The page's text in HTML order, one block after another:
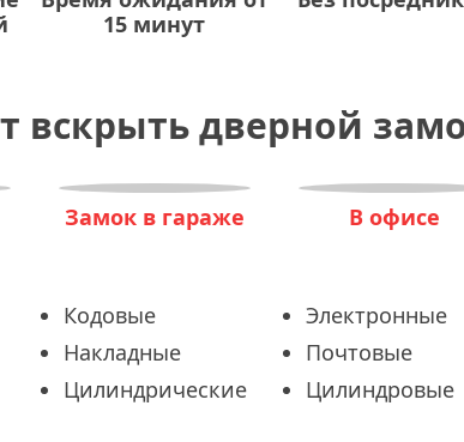
15 минут
вскрыть дверной
Замок в гараже В офисе
Кодовые Электронные
Накладные Почтовые
Цилиндрические Цилиндровые